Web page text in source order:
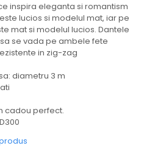
inspira eleganta si romantism
lucios si modelul mat, iar pe
mat si modelul lucios. Dantele
se vada pe ambele fete
in zig-zag
diametru 3 m
cadou perfect.